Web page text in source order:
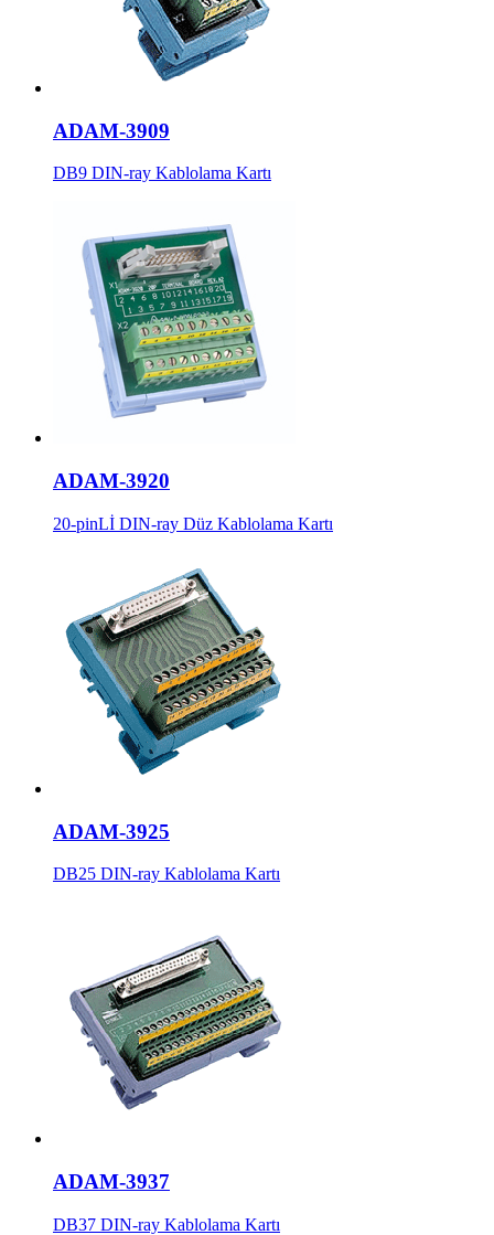
ADAM-3909
DB9 DIN-ray Kablolama Kartı
ADAM-3920
20-pinLİ DIN-ray Düz Kablolama Kartı
ADAM-3925
DB25 DIN-ray Kablolama Kartı
ADAM-3937
DB37 DIN-ray Kablolama Kartı